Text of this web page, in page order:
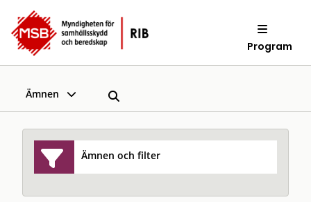
Program
Ämnen
Ämnen och filter